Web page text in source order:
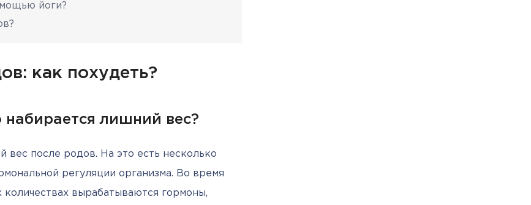
йоги?
как похудеть?
набирается лишний вес?
после родов. На это есть несколько
регуляции организма. Во время
вырабатываются гормоны,